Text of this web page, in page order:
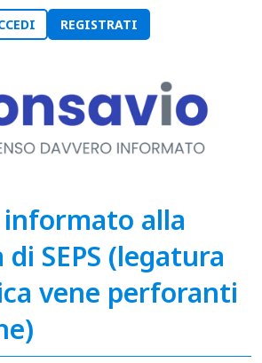
REGISTRATI
informato alla
SEPS (legatura
vene perforanti